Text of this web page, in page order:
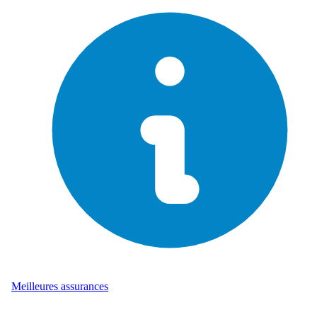
Meilleures assurances